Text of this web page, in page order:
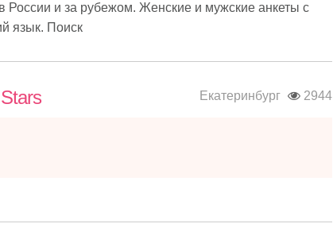
России и за рубежом. Женские и мужские анкеты с
язык. Поиск
Екатеринбург 2944